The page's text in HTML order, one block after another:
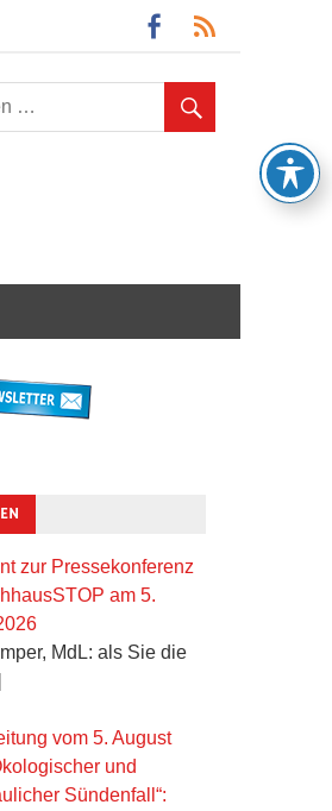
zur Pressekonferenz
am 5.
MdL: als Sie die
vom 5. August
und
Sündenfall“: